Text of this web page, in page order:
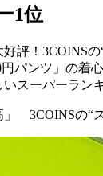
1位
好評！3COINS
円パンツ」の
スーパーラン
」 3COINSの